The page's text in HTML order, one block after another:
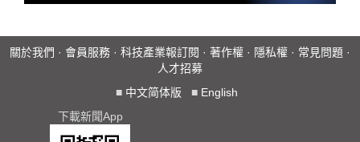
關於我們 · 會員服務 · 科技產業報訂閱 · 著作權 · 隱私權 · 常見問題 ·
人才招募
■ 中文简体版 ■ English
下載新聞App